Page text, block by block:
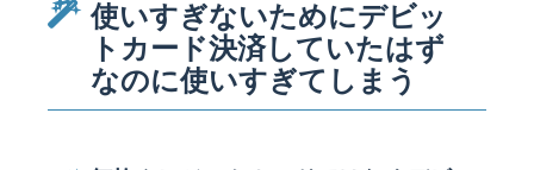
使いすぎないためにデビッ
トカード決済していたはず
なのに使いすぎてしまう